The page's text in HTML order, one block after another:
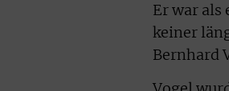
Er war
keiner
Bernhard